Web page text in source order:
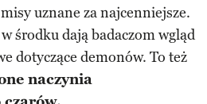
uznane za najcenniejsze.
środku dają badaczom wgląd
dotyczące demonów. To też
naczynia